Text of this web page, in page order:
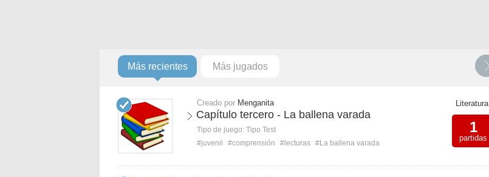
Más recientes Más jugados
Creado por Menganita
Capítulo tercero - La ballena varada
Tipo de juego: Tipo Test
#juvenil
#comprensión #lecturas #La ballena varada
Literatura
1
partidas